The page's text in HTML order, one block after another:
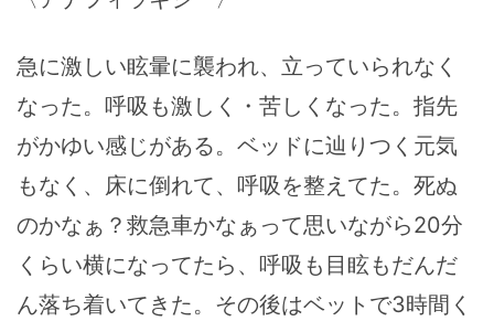
急に激しい眩暈に襲われ、立っていられなく
なった。呼吸も激しく・苦しくなった。指先
がかゆい感じがある。ベッドに辿りつく元気
もなく、床に倒れて、呼吸を整えてた。死ぬ
のかなぁ？救急車かなぁって思いながら20分
くらい横になってたら、呼吸も目眩もだんだ
ん落ち着いてきた。その後はベットで3時間く